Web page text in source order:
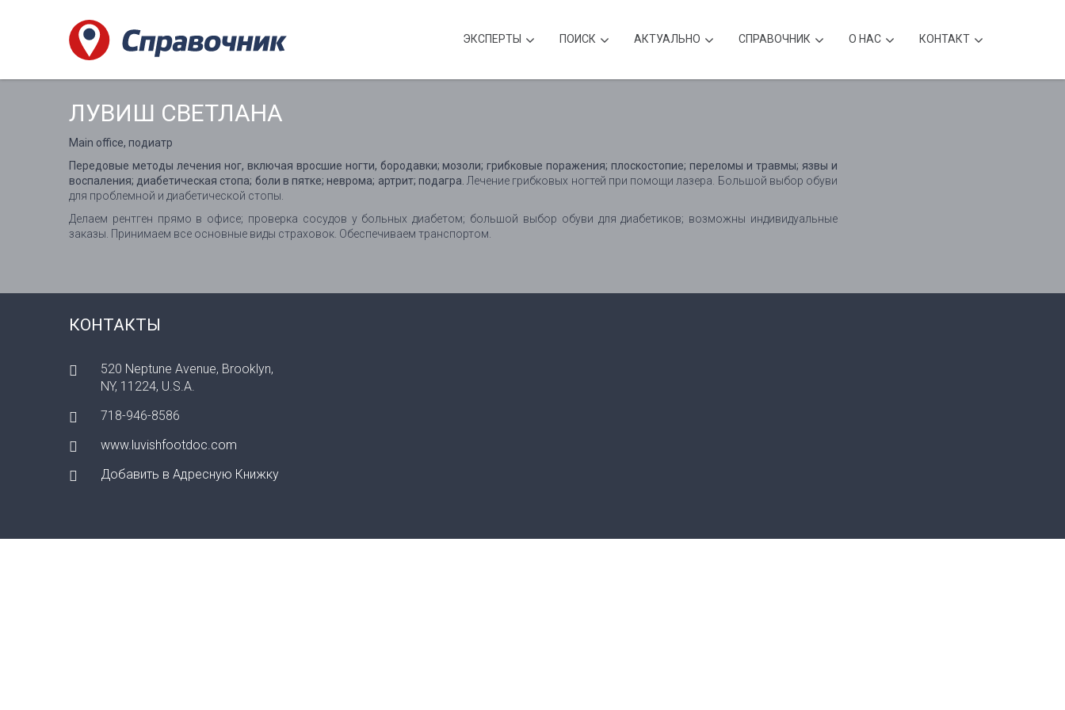
ЭКСПЕРТЫ ПОИСК АКТУАЛЬНО CПРАВОЧНИК О НАС КОНТАКТ
ЛУВИШ СВЕТЛАНА
Main office, подиатр
Передовые методы лечения ног, включая вросшие ногти, бородавки; мозоли; грибковые поражения; плоскостопие; переломы и травмы; язвы и
воспаления; диабетическая стопа; боли в пятке; неврома; артрит; подагра. Лечение грибковых ногтей при помощи лазера. Большой выбор обуви
для проблемной и диабетической стопы.
Делаем рентген прямо в офисе; проверка сосудов у больных диабетом; большой выбор обуви для диабетиков; возможны индивидуальные
заказы. Принимаем все основные виды страховок. Обеспечиваем транспортом.
КОНТАКТЫ
520 Neptune Avenue, Brooklyn,
NY, 11224, U.S.A.
718-946-8586
www.luvishfootdoc.com
Добавить в Адресную Книжку